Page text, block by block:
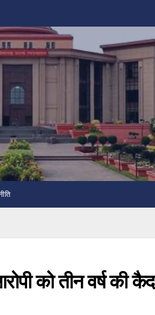
को तीन वर्ष की कैद